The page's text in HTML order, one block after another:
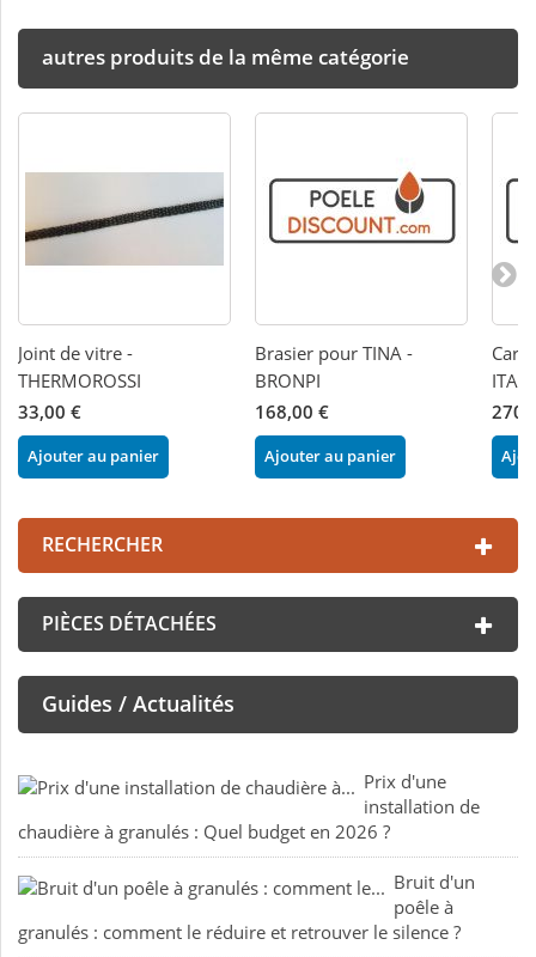
autres produits de la même catégorie
Joint de vitre -
THERMOROSSI
33,00 €
Ajouter au panier
Brasier pour TINA -
BRONPI
168,00 €
Ajouter au panier
RECHERCHER
PIÈCES DÉTACHÉES
Guides / Actualités
Prix d'une
installation de
chaudière à granulés : Quel budget en 2026 ?
Bruit d'un
poêle à
granulés : comment le réduire et retrouver le silence ?